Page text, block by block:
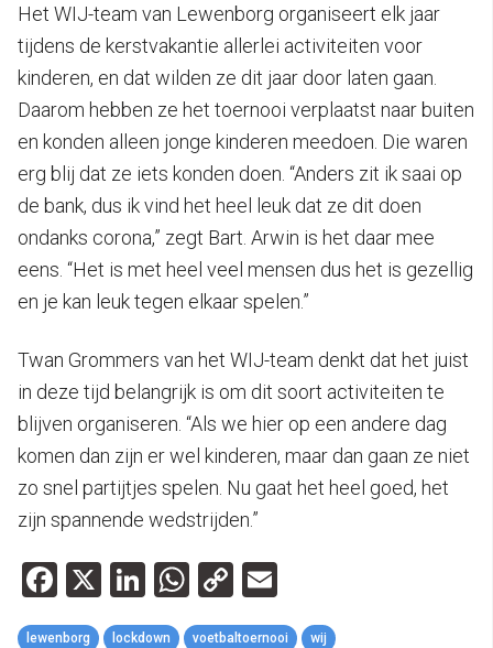
Het WIJ-team van Lewenborg organiseert elk jaar
tijdens de kerstvakantie allerlei activiteiten voor
kinderen, en dat wilden ze dit jaar door laten gaan.
Daarom hebben ze het toernooi verplaatst naar buiten
en konden alleen jonge kinderen meedoen. Die waren
erg blij dat ze iets konden doen. “Anders zit ik saai op
de bank, dus ik vind het heel leuk dat ze dit doen
ondanks corona,” zegt Bart. Arwin is het daar mee
eens. “Het is met heel veel mensen dus het is gezellig
en je kan leuk tegen elkaar spelen.”
Twan Grommers van het WIJ-team denkt dat het juist
in deze tijd belangrijk is om dit soort activiteiten te
blijven organiseren. “Als we hier op een andere dag
komen dan zijn er wel kinderen, maar dan gaan ze niet
zo snel partijtjes spelen. Nu gaat het heel goed, het
zijn spannende wedstrijden.”
Facebook
X LinkedIn
WhatsApp
Copy
Link
lewenborg lockdown voetbaltoernooi wij